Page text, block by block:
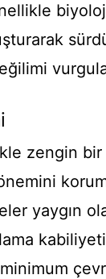
zengin
yaygın